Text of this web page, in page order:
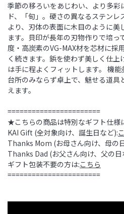
季節の移ろいをあじわい、より多彩
ド、「旬」。硬さの異なるステン
より、刃体の表面に木目のように美
ます。貝印が長年の刃物作りで培っ
度・高炭素のVG-MAX材を芯材に採
く続きます。鋲を使わず美しく仕
は手に程よくフィットします。 機能
台所のみならず卓上で、魅せる道
えます。
=======================
★こちらの商品は特別なギフト仕様
KAI Gift (全対象向け、誕生日など):
Thanks Mom (お母さん向け、母の
Thanks Dad (お父さん向け、父の日
ギフト包装不要の方は:こちら
=======================